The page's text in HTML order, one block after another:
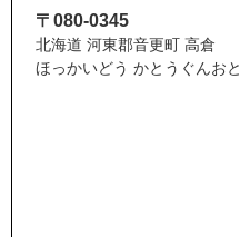
〒080-0345
北海道 河東郡音更町 高倉
ほっかいどう かとうぐんお